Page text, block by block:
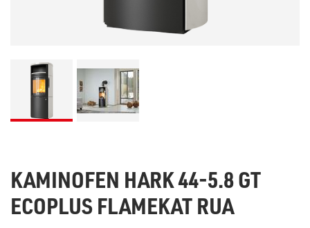
KAMINOFEN HARK 44-5.8 GT
ECOPLUS FLAMEKAT RUA